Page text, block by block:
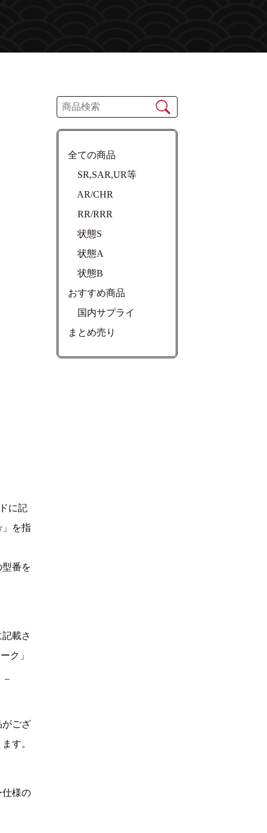
に記
」を指
番を
載さ
ク」
がござ
す。
仕様の
全ての商品
SR,SAR,UR等
AR/CHR
RR/RRR
状態S
状態A
状態B
おすすめ商品
国内サプライ
まとめ売り